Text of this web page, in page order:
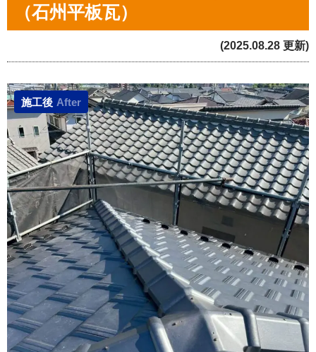
（石州平板瓦）
(2025.08.28 更新)
施工後 After